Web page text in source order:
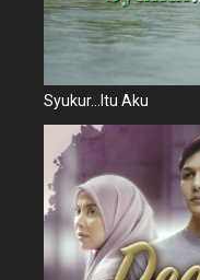
Syukur...Itu Aku